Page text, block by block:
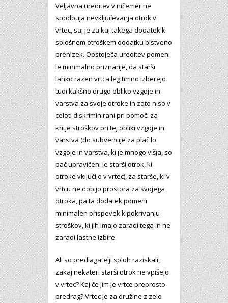
Veljavna ureditev v ničemer ne
spodbuja nevključevanja otrok v
vrtec, saj je za kaj takega dodatek k
splošnem otroškem dodatku bistveno
prenizek. Obstoječa ureditev pomeni
le minimalno priznanje, da starši
lahko razen vrtca legitimno izberejo
tudi kakšno drugo obliko vzgoje in
varstva za svoje otroke in zato niso v
celoti diskriminirani pri pomoči za
kritje stroškov pri tej obliki vzgoje in
varstva (do subvencije za plačilo
vzgoje in varstva, ki je mnogo višja, so
pač upravičeni le starši otrok, ki
otroke vključijo v vrtec), za starše, ki v
vrtcu ne dobijo prostora za svojega
otroka, pa ta dodatek pomeni
minimalen prispevek k pokrivanju
stroškov, ki jih imajo zaradi tega in ne
zaradi lastne izbire.
Ali so predlagatelji sploh raziskali,
zakaj nekateri starši otrok ne vpišejo
v vrtec? Kaj če jim je vrtce preprosto
predrag? Vrtec je za družine z zelo